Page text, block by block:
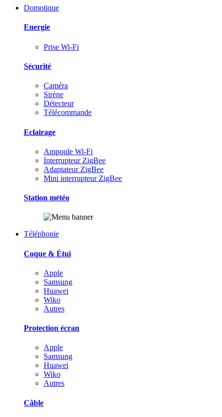
Domotique
Energie
Prise Wi-Fi
Sécurité
Caméra
Sirène
Détecteur
Télécommande
Eclairage
Ampoule Wi-Fi
Interrupteur ZigBee
Adaptateur ZigBee
Mini interrupteur ZigBee
Station météo
Téléphonie
Coque & Étui
Apple
Samsung
Huawei
Wiko
Autres
Protection écran
Apple
Samsung
Huawei
Wiko
Autres
Câble